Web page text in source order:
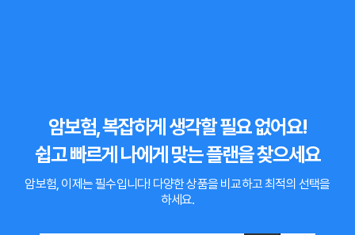
암보험, 복잡하게 생각할 필요 없어요!
쉽고 빠르게 나에게 맞는 플랜을 찾으세요
암보험, 이제는 필수입니다! 다양한 상품을 비교하고 최적의 선택을
하세요.